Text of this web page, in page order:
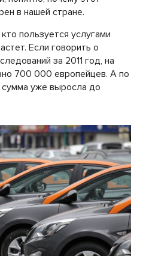
в нашей стране.
пользуется услугами
Если говорить о
за 2011 год, на
700 000 европейцев. А по
уже выросла до